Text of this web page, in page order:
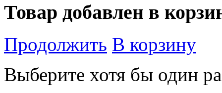
Товар добавлен в
Продолжить В корзину
Выберите хотя бы один